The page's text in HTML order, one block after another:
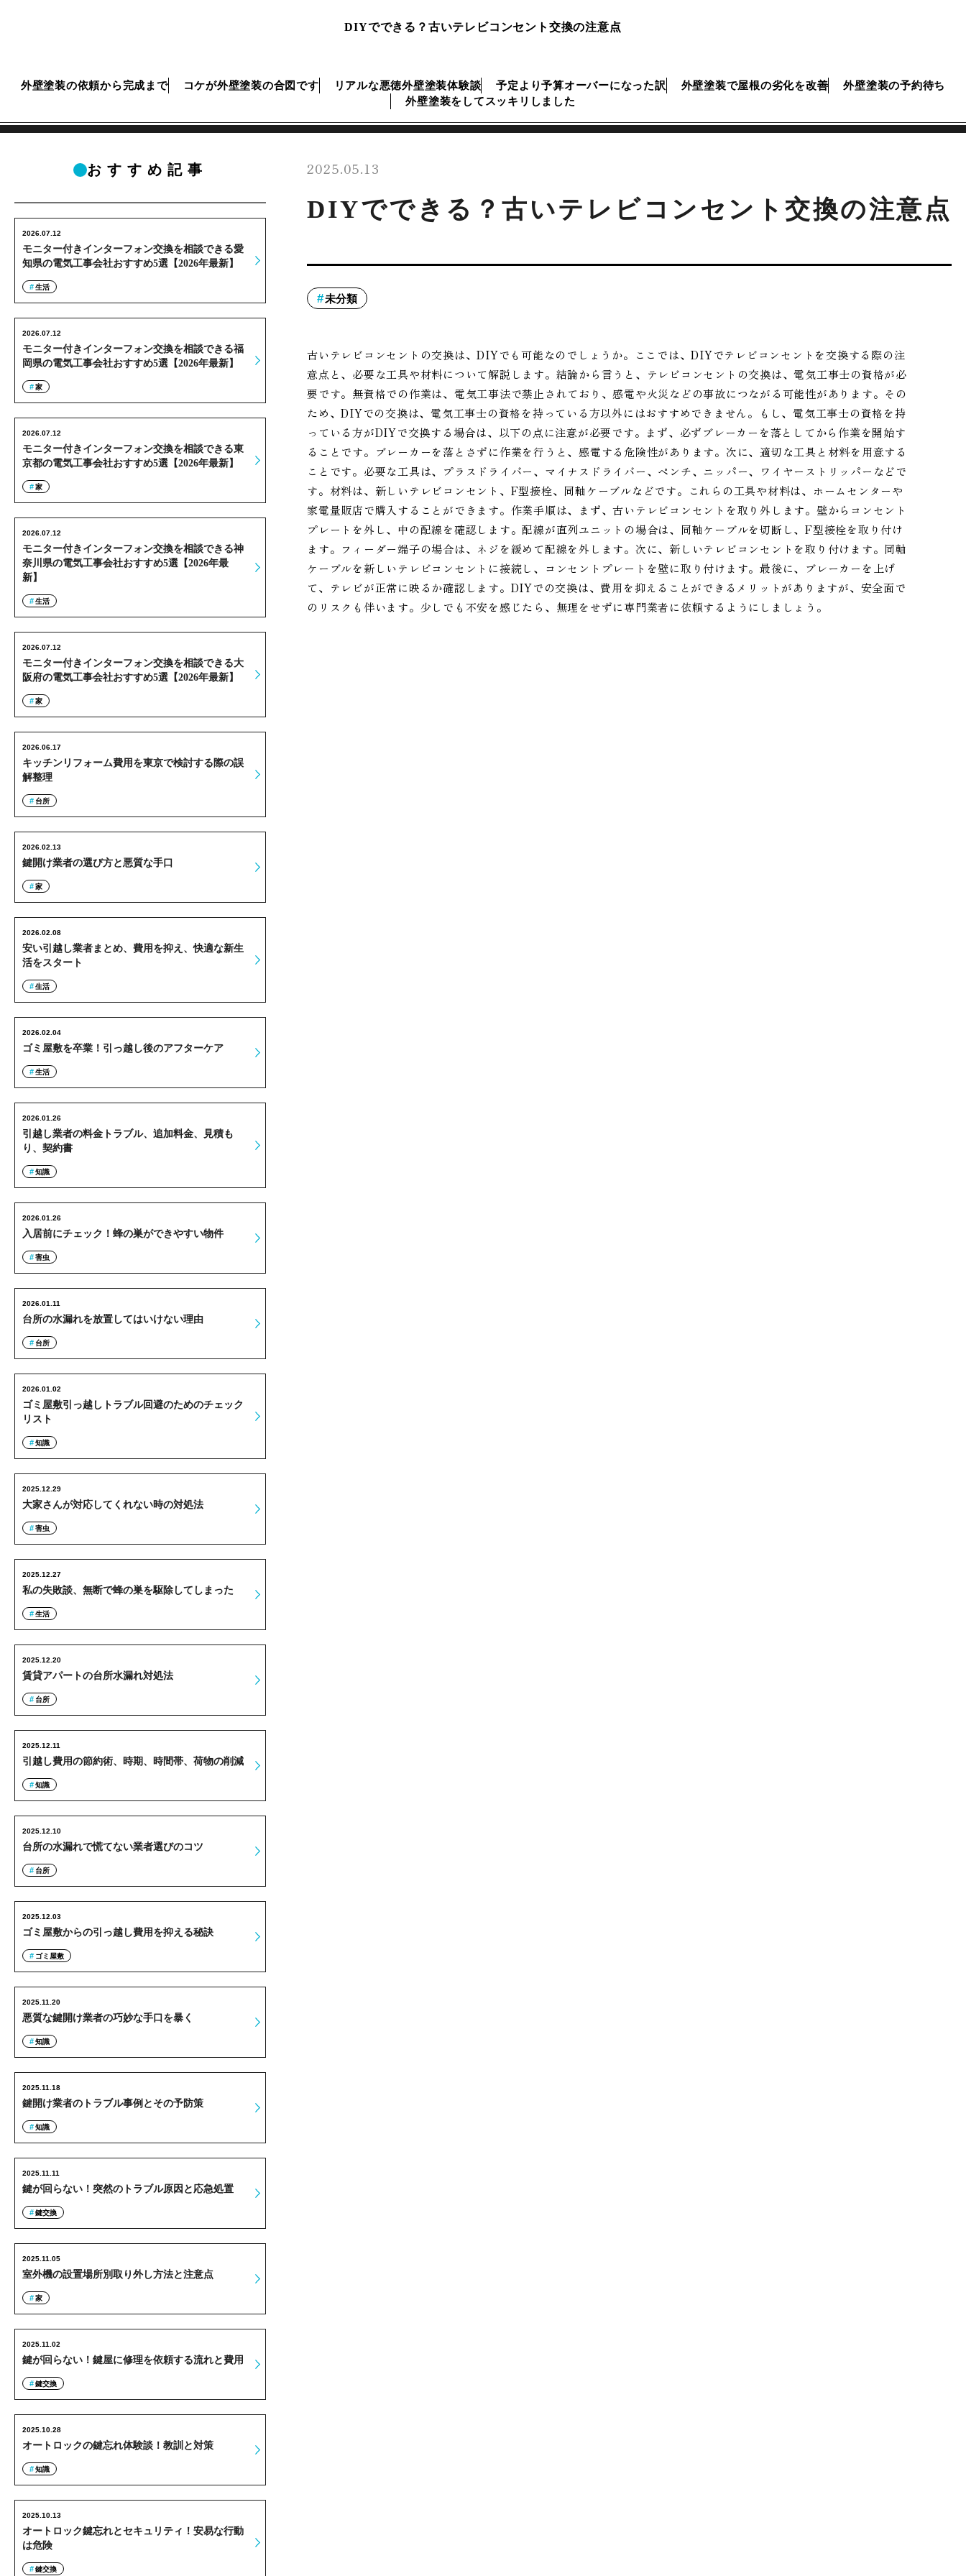
DIYでできる？古いテレビコンセント交換の注意点
外壁塗装の依頼から完成まで コケが外壁塗装の合図です リアルな悪徳外壁塗装体験談 予定より予算オーバーになった訳 外壁塗装で屋根の劣化を改善
外壁塗装の予約待ち
外壁塗装をしてスッキリしました
2025.05.13
DIYでできる？古いテレビコンセント交換の注意点
未分類
古いテレビコンセントの交換は、DIYでも可能なのでしょうか。ここでは、DIYでテレビコンセントを交換する際の注
意点と、必要な工具や材料について解説します。結論から言うと、テレビコンセントの交換は、電気工事士の資格が必
要です。無資格での作業は、電気工事法で禁止されており、感電や火災などの事故につながる可能性があります。その
ため、DIYでの交換は、電気工事士の資格を持っている方以外にはおすすめできません。もし、電気工事士の資格を持
っている方がDIYで交換する場合は、以下の点に注意が必要です。まず、必ずブレーカーを落としてから作業を開始す
ることです。ブレーカーを落とさずに作業を行うと、感電する危険性があります。次に、適切な工具と材料を用意する
ことです。必要な工具は、プラスドライバー、マイナスドライバー、ペンチ、ニッパー、ワイヤーストリッパーなどで
す。材料は、新しいテレビコンセント、F型接栓、同軸ケーブルなどです。これらの工具や材料は、ホームセンターや
家電量販店で購入することができます。作業手順は、まず、古いテレビコンセントを取り外します。壁からコンセント
プレートを外し、中の配線を確認します。配線が直列ユニットの場合は、同軸ケーブルを切断し、F型接栓を取り付け
ます。フィーダー端子の場合は、ネジを緩めて配線を外します。次に、新しいテレビコンセントを取り付けます。同軸
ケーブルを新しいテレビコンセントに接続し、コンセントプレートを壁に取り付けます。最後に、ブレーカーを上げ
て、テレビが正常に映るか確認します。DIYでの交換は、費用を抑えることができるメリットがありますが、安全面で
のリスクも伴います。少しでも不安を感じたら、無理をせずに専門業者に依頼するようにしましょう。
おすすめ記事
モニター付きインターフォン交換を相談できる愛
知県の電気工事会社おすすめ5選【2026年最新】
2026.07.12
生活
モニター付きインターフォン交換を相談できる福
岡県の電気工事会社おすすめ5選【2026年最新】
2026.07.12
家
モニター付きインターフォン交換を相談できる東
京都の電気工事会社おすすめ5選【2026年最新】
2026.07.12
家
モニター付きインターフォン交換を相談できる神
奈川県の電気工事会社おすすめ5選【2026年最
新】
2026.07.12
生活
モニター付きインターフォン交換を相談できる大
阪府の電気工事会社おすすめ5選【2026年最新】
2026.07.12
家
キッチンリフォーム費用を東京で検討する際の誤
解整理
2026.06.17
台所
鍵開け業者の選び方と悪質な手口
2026.02.13
家
安い引越し業者まとめ、費用を抑え、快適な新生
活をスタート
2026.02.08
生活
ゴミ屋敷を卒業！引っ越し後のアフターケア
2026.02.04
生活
引越し業者の料金トラブル、追加料金、見積も
り、契約書
2026.01.26
知識
入居前にチェック！蜂の巣ができやすい物件
2026.01.26
害虫
台所の水漏れを放置してはいけない理由
2026.01.11
台所
ゴミ屋敷引っ越しトラブル回避のためのチェック
リスト
2026.01.02
知識
大家さんが対応してくれない時の対処法
2025.12.29
害虫
私の失敗談、無断で蜂の巣を駆除してしまった
2025.12.27
生活
賃貸アパートの台所水漏れ対処法
2025.12.20
台所
引越し費用の節約術、時期、時間帯、荷物の削減
2025.12.11
知識
台所の水漏れで慌てない業者選びのコツ
2025.12.10
台所
ゴミ屋敷からの引っ越し費用を抑える秘訣
2025.12.03
ゴミ屋敷
悪質な鍵開け業者の巧妙な手口を暴く
2025.11.20
知識
鍵開け業者のトラブル事例とその予防策
2025.11.18
知識
鍵が回らない！突然のトラブル原因と応急処置
2025.11.11
鍵交換
室外機の設置場所別取り外し方法と注意点
2025.11.05
家
鍵が回らない！鍵屋に修理を依頼する流れと費用
2025.11.02
鍵交換
オートロックの鍵忘れ体験談！教訓と対策
2025.10.28
知識
オートロック鍵忘れとセキュリティ！安易な行動
は危険
2025.10.13
鍵交換